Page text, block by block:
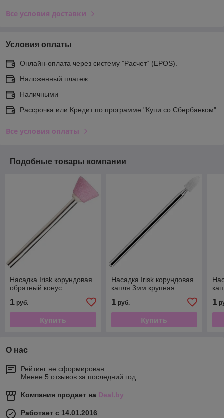
Все условия доставки
Условия оплаты
Онлайн-оплата через систему ”Расчет“ (EPOS).
Наложенный платеж
Наличными
Рассрочка или Кредит по программе "Купи со Сбербанком"
Все условия оплаты
Подобные товары компании
Насадка Irisk корундовая
обратный конус
1 руб.
Купить
Насадка Irisk корундовая
капля 3мм крупная
1руб.
Купить
1
О нас
Рейтинг не сформирован
Менее 5 отзывов за последний год
Компания продает на Deal.by
Работает с 14.01.2016